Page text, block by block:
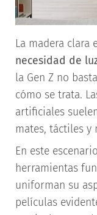
La madera clara
necesidad de
la Gen Z no
cómo se trata.
artificiales
mates, táctiles y
En este
herramientas
uniforman su
películas